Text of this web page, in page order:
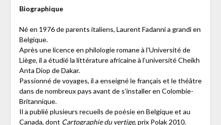
Biographique
Né en 1976 de parents italiens, Laurent Fadanni a grandi en
Belgique.
Après une licence en philologie romane à l’Université de
Liège, il a étudié la littérature africaine à l’université Cheikh
Anta Diop de Dakar.
Passionné de voyages, il a enseigné le français et le théâtre
dans de nombreux pays avant de s’installer en Colombie-
Britannique.
Il a publié plusieurs recueils de poésie en Belgique et au
Canada, dont Cartographie du vertige, prix Polak 2010.